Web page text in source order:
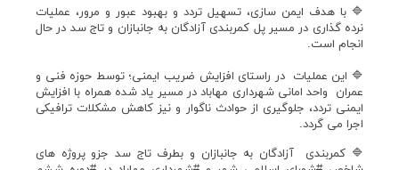
🔷 با هدف ایمن سازی، تسهیل تردد و بهبود عبور و مرور، عملیات
نرده گذاری در مسیر پل کمربندی آزادگان به جانبازان و تاج سد در حال
انجام است.
🔷 این عملیات در راستای افزایش ضریب ایمنی؛ توسط حوزه فنی و
عمران واحد امانی شهرداری مهاباد در مسیر یاد شده همراه با افزایش
ایمنی تردد، جلوگیری از حوادث ناگوار و نیز کاهش مشکلات ترافیکی
اجرا می گردد.
🔷 کمربندی آزادگان به جانبازان و بطرف تاج سد جزو پروژه های